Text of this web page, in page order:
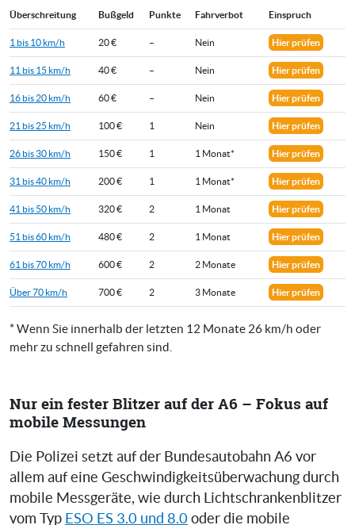
Überschreitung Bußgeld Punkte Fahrverbot Einspruch
1 bis 10 km/h 20 € – Nein Hier prüfen
11 bis 15 km/h 40 € – Nein Hier prüfen
16 bis 20 km/h 60 € – Nein Hier prüfen
21 bis 25 km/h 100 € 1 Nein Hier prüfen
26 bis 30 km/h 150 € 1 1 Monat* Hier prüfen
31 bis 40 km/h 200 € 1 1 Monat* Hier prüfen
41 bis 50 km/h 320 € 2 1 Monat Hier prüfen
51 bis 60 km/h 480 € 2 1 Monat Hier prüfen
61 bis 70 km/h 600 € 2 2 Monate Hier prüfen
Über 70 km/h 700 € 2 3 Monate Hier prüfen
* Wenn Sie innerhalb der letzten 12 Monate 26 km/h oder
mehr zu schnell gefahren sind.
Nur ein fester Blitzer auf der A6 – Fokus auf
mobile Messungen
Die Polizei setzt auf der Bundesautobahn A6 vor
allem auf eine Geschwindigkeitsüberwachung durch
mobile Messgeräte, wie durch Lichtschrankenblitzer
vom Typ ESO ES 3.0 und 8.0 oder die mobile